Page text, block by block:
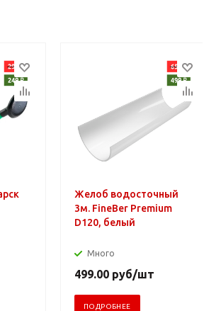
Желоб водосточный
3м. FineBer Premium
D120, белый
Много
499.00 руб/шт
ПОДРОБНЕЕ